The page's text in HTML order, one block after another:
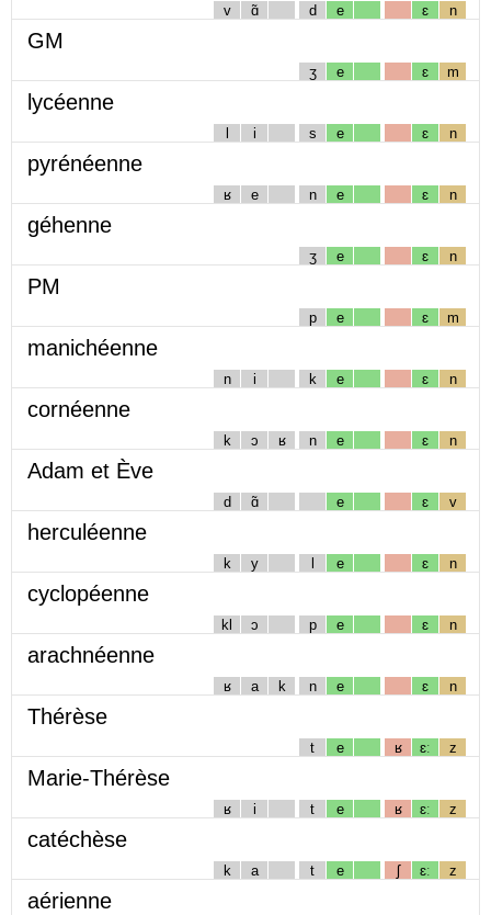
v ɑ̃ d e ɛ n
GM
ʒ e ɛ m
lycéenne
l i s e ɛ n
pyrénéenne
ʁ e n e ɛ n
géhenne
ʒ e ɛ n
PM
p e ɛ m
manichéenne
n i k e ɛ n
cornéenne
k ɔ ʁ n e ɛ n
Adam et Ève
d ɑ̃ e ɛ v
herculéenne
k y l e ɛ n
cyclopéenne
kl ɔ p e ɛ n
arachnéenne
ʁ a k n e ɛ n
Thérèse
t e ʁ ɛː z
Marie-Thérèse
ʁ i t e ʁ ɛː z
catéchèse
k a t e ʃ ɛː z
aérienne